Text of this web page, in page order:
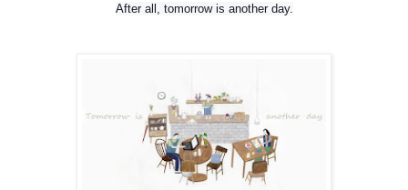
After all, tomorrow is another day.